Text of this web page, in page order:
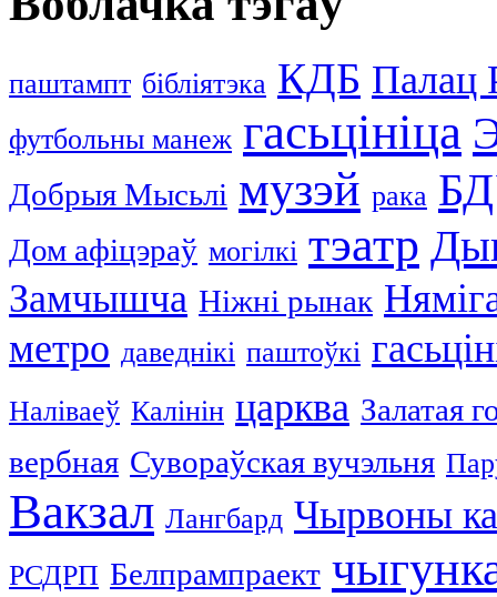
паштампт бібліятэка КДБ Палац
футбольны манеж гасьцініца
Добрыя Мысьлі музэй рака
Дом афіцэраў могілкі тэатр
Замчышча Ніжні рынак
метро даведнікі паштоўкі
Наліваеў Калінін царква Залатая
вербная Сувораўская вучэльня
Вакзал Лангбард Чырвоны
РСДРП Белпрампраект